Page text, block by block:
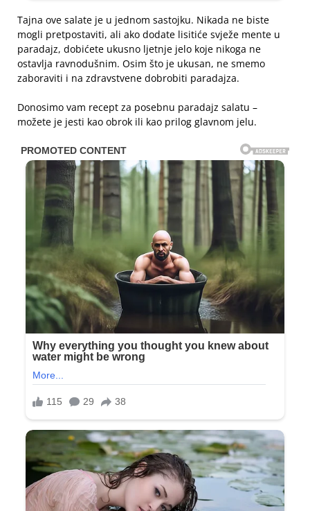
Tajna ove salate je u jednom sastojku. Nikada ne biste
mogli pretpostaviti, ali ako dodate lisitiće svježe mente u
paradajz, dobićete ukusno ljetnje jelo koje nikoga ne
ostavlja ravnodušnim. Osim što je ukusan, ne smemo
zaboraviti i na zdravstvene dobrobiti paradajza.
Donosimo vam recept za posebnu paradajz salatu –
možete je jesti kao obrok ili kao prilog glavnom jelu.